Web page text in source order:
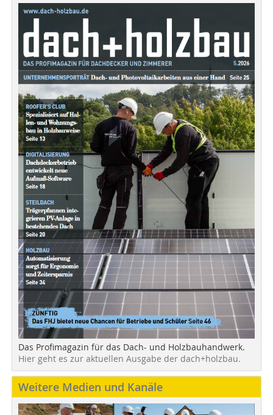
Das Profimagazin für das Dach- und Holzbauhandwerk.
Hier geht es zur aktuellen Ausgabe der dach+holzbau.
Weitere Medien und Kanäle